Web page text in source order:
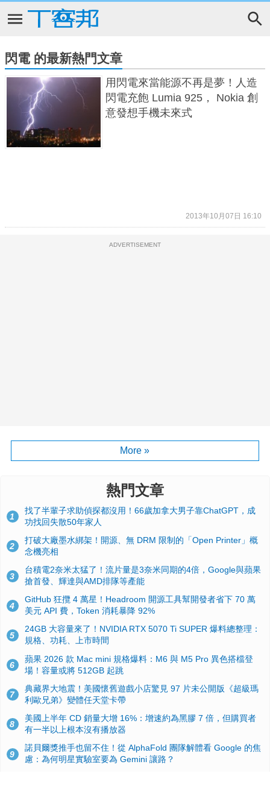
閃電 的最新熱門文章
用閃電來當能源不再是夢！人造
閃電充飽 Lumia 925， Nokia 創
意發想手機未來式
2013年10月07日 16:10
ADVERTISEMENT
More »
熱門文章
1
找了半輩子求助偵探都沒用！66歲加拿大男子靠ChatGPT，成
功找回失散50年家人
2
打破大廠墨水綁架！開源、無 DRM 限制的「Open Printer」概
念機亮相
3
台積電2奈米太猛了！流片量是3奈米同期的4倍，Google與蘋果
搶首發、輝達與AMD排隊等產能
4
GitHub 狂攬 4 萬星！Headroom 開源工具幫開發者省下 70 萬
美元 API 費，Token 消耗暴降 92%
5
24GB 大容量來了！NVIDIA RTX 5070 Ti SUPER 爆料總整理：
規格、功耗、上市時間
6
蘋果 2026 款 Mac mini 規格爆料：M6 與 M5 Pro 異色搭檔登
場！容量或將 512GB 起跳
7
典藏界大地震！美國懷舊遊戲小店驚見 97 片未公開版《超級瑪
利歐兄弟》變體任天堂卡帶
8
美國上半年 CD 銷量大增 16%：增速約為黑膠 7 倍，但購買者
有一半以上根本沒有播放器
9
諾貝爾獎推手也留不住！從 AlphaFold 團隊解體看 Google 的焦
慮：為何明星實驗室要為 Gemini 讓路？